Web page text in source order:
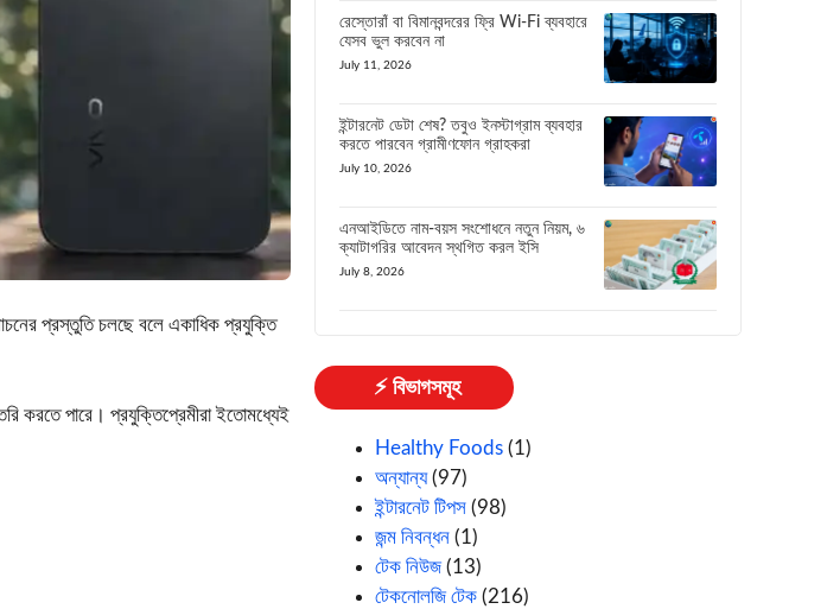
প্রস্তুতি চলছে বলে একাধিক প্রযুক্তি
করতে পারে। প্রযুক্তিপ্রেমীরা ইতোমধ্যেই
রেস্তোরাঁ বা বিমানবন্দরের ফ্রি Wi-Fi ব্যবহারে
যেসব ভুল করবেন না
July 11, 2026
ইন্টারনেট ডেটা শেষ? তবুও ইনস্টাগ্রাম ব্যবহার
করতে পারবেন গ্রামীণফোন গ্রাহকরা
July 10, 2026
এনআইডিতে নাম-বয়স সংশোধনে নতুন নিয়ম, ৬
ক্যাটাগরির আবেদন স্থগিত করল ইসি
July 8, 2026
⚡ বিভাগসমূহ
Healthy Foods (1)
অন্যান্য(97)
ইন্টারনেট টিপস (98)
জন্ম নিবন্ধন (1)
টেক নিউজ(13)
টেকনোলজি টেক (216)